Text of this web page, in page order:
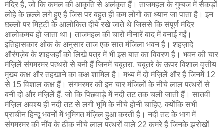
मंदिर हैं, जो कि कमल की आकृति से अलंकृत हैं। ताजमहल के गुम्बज में सैकड़ों
लोहे के छल्ले लगे हुए हैं जिस पर बहुत ही कम लोगों का ध्यान जा पाता है। इन
छल्लों पर मिट्टी के आलोकित दीये रखे जाते थे जिससे कि संपूर्ण मंदिर
आलोकमय हो जाता था। ताजमहल की चारों मीनारें बाद में बनाई गईं।
इतिहासकार ओक के अनुसार ताज एक सात मंजिला भवन है। शहज़ादे
औरंगज़ेब के शाहजहाँ को लिखे पत्र में भी इस बात का विवरण है। भवन की चार
मंज़िलें संगमरमर पत्थरों से बनी हैं जिनमें चबूतरा, चबूतरे के ऊपर विशाल वृत्तीय
मुख्य कक्ष और तहखाने का कक्ष शामिल है। मध्य में दो मंज़िलें और हैं जिनमें 12
से 15 विशाल कक्ष हैं। संगमरमर की इन चार मंजिलों के नीचे लाल पत्थरों से
बनी दो और मंज़िलें हैं, जो कि पिछवाड़े में नदी तट तक चली जाती हैं। सातवीं
मंज़िल अवश्य ही नदी तट से लगी भूमि के नीचे होनी चाहिए, क्योंकि सभी
प्राचीन हिन्दू भवनों में भूमिगत मंज़िल हुआ करती है। नदी तट के भाग में
संगमरमर की नींव के ठीक नीचे लाल पत्थरों वाले 22 कमरे हैं जिनके झरोखों